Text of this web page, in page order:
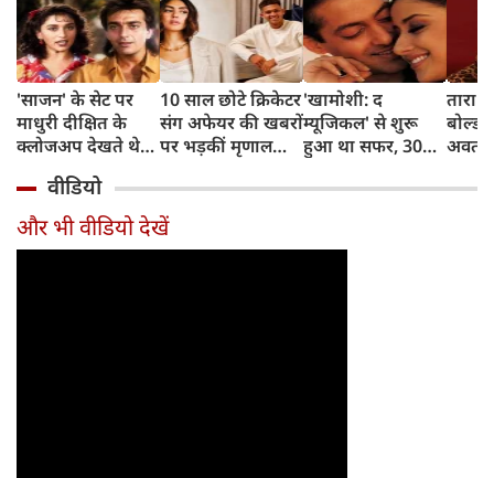
'साजन' के सेट पर
माधुरी दीक्षित के
क्लोजअप देखते थे
ने सुनाया किस्सा
10 साल छोटे क्रिकेटर
संग अफेयर की खबरों
पर भड़कीं मृणाल
थोड़ा रिलैक्स करो...
'खामोशी: द
म्यूजिकल' से शुरू
हुआ था सफर, 30
है संजय लीला भंसाली
तारा
बोल्ड
पोज,
वीडियो
और भी वीडियो देखें